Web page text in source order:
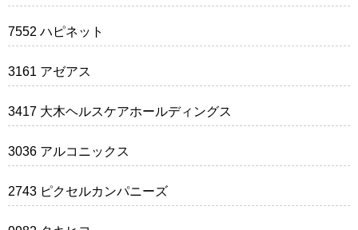
7552 ハピネット
3161 アゼアス
3417 大木ヘルスケアホールディングス
3036 アルコニックス
2743 ピクセルカンパニーズ